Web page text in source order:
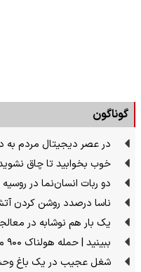
گوناگون
در عصر دیجیتال مردم به
خوب بخوابید تا چاق
دو ربات انسان‌نما در روسیه
ناسا درصدد روشن کردن
یک بار هم نوشابه در
ببینید | حمله هولناک ۹۰۰ مار کبرای قاتل به ساکنان مردم چین
شغل عجیب در یک باغ